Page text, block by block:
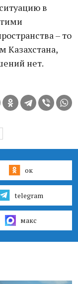
в
– то
Казахстана,
нет.
ок
telegram
макс